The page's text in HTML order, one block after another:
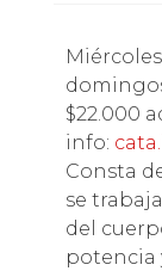
Miércoles de 12:00 a 15:00 horas,
$22.000
info:
Consta
se
del
potencia